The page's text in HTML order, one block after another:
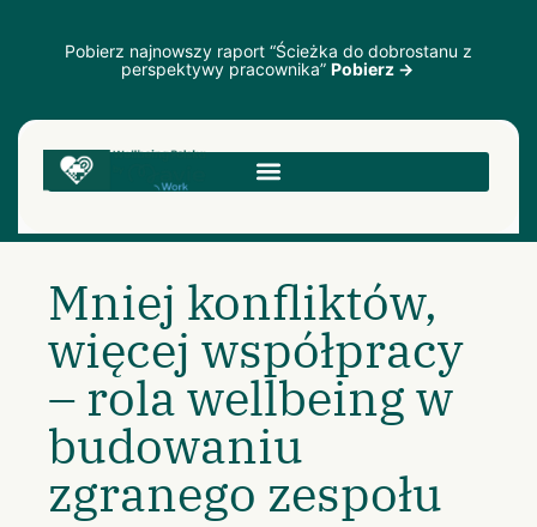
Pobierz najnowszy raport “Ścieżka do dobrostanu z
perspektywy pracownika” Pobierz →
Mniej konfliktów,
więcej współpracy
– rola wellbeing w
budowaniu
zgranego zespołu